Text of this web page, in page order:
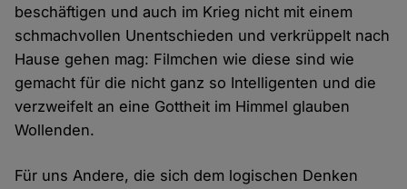
beschäftigen und auch im Krieg nicht mit einem
schmachvollen Unentschieden und verkrüppelt nach
Hause gehen mag: Filmchen wie diese sind wie
gemacht für die nicht ganz so Intelligenten und die
verzweifelt an eine Gottheit im Himmel glauben
Wollenden.
Für uns Andere, die sich dem logischen Denken